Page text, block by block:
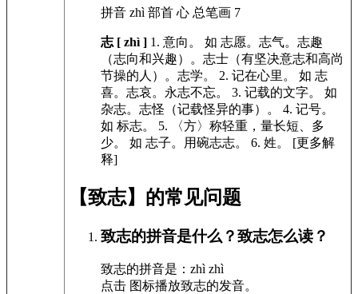
拼音 zhì 部首 心 总笔画 7
志 [ zhì ] 1. 意向。 如 志愿。志气。志趣
（志向和兴趣）。志士（有坚决意志和高尚
节操的人）。志学。
2. 记在心里。 如 志
喜。志哀。永志不忘。
3. 记载的文字。 如
杂志。志怪（记载怪异的事）。
4. 记号。
如 标志。 5. 〈方〉称轻重，量长短、多
少。 如 志子。用碗志志。 6. 姓。 [更多解
释]
【致志】的常见问题
致志的拼音是什么？致志怎么读？
致志的拼音是：zhì zhì
点击 图标播放致志的发音。